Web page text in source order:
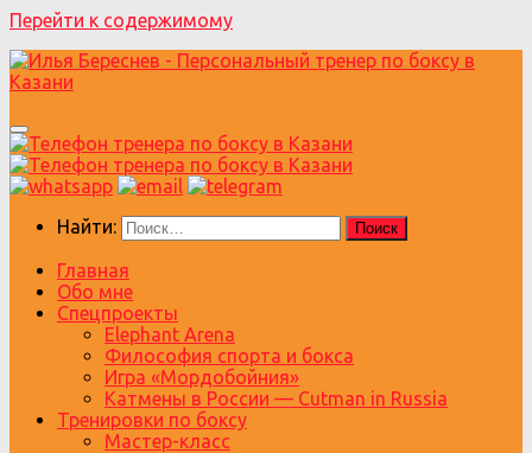
Перейти к содержимому
Найти:
Главная
Обо мне
Спецпроекты
Elephant Arena
Философия спорта и бокса
Игра «Мордобойния»
Катмены в России — Cutman in Russia
Тренировки по боксу
Мастер-класс